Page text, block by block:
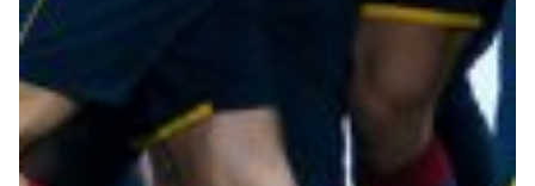
Party
Outlet
Caffè Boasi x Genoa